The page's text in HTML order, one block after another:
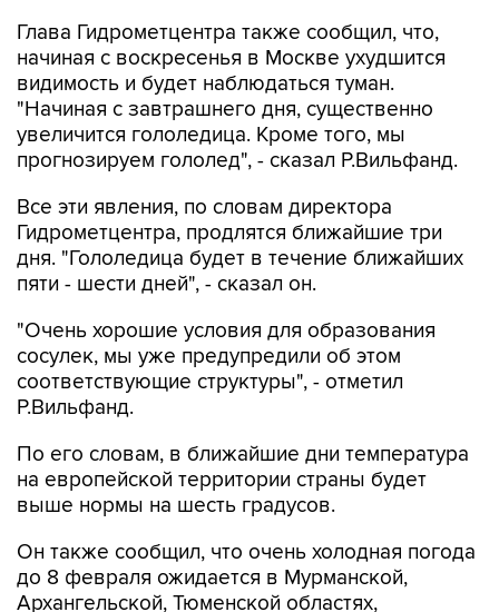
Глава Гидрометцентра также сообщил, что,
начиная с воскресенья в Москве ухудшится
видимость и будет наблюдаться туман.
"Начиная с завтрашнего дня, существенно
увеличится гололедица. Кроме того, мы
прогнозируем гололед", - сказал Р.Вильфанд.
Все эти явления, по словам директора
Гидрометцентра, продлятся ближайшие три
дня. "Гололедица будет в течение ближайших
пяти - шести дней", - сказал он.
"Очень хорошие условия для образования
сосулек, мы уже предупредили об этом
соответствующие структуры", - отметил
Р.Вильфанд.
По его словам, в ближайшие дни температура
на европейской территории страны будет
выше нормы на шесть градусов.
Он также сообщил, что очень холодная погода
до 8 февраля ожидается в Мурманской,
Архангельской, Тюменской областях,